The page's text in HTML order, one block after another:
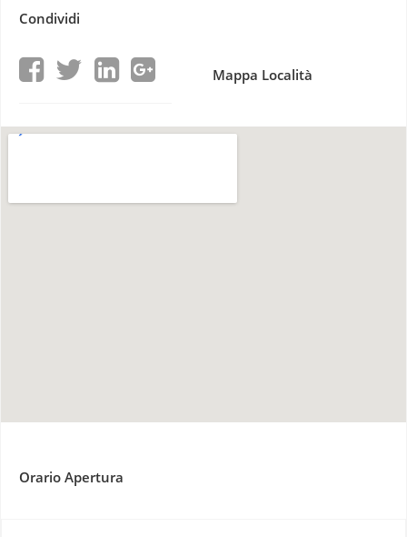
Condividi
Mappa Località
Orario Apertura